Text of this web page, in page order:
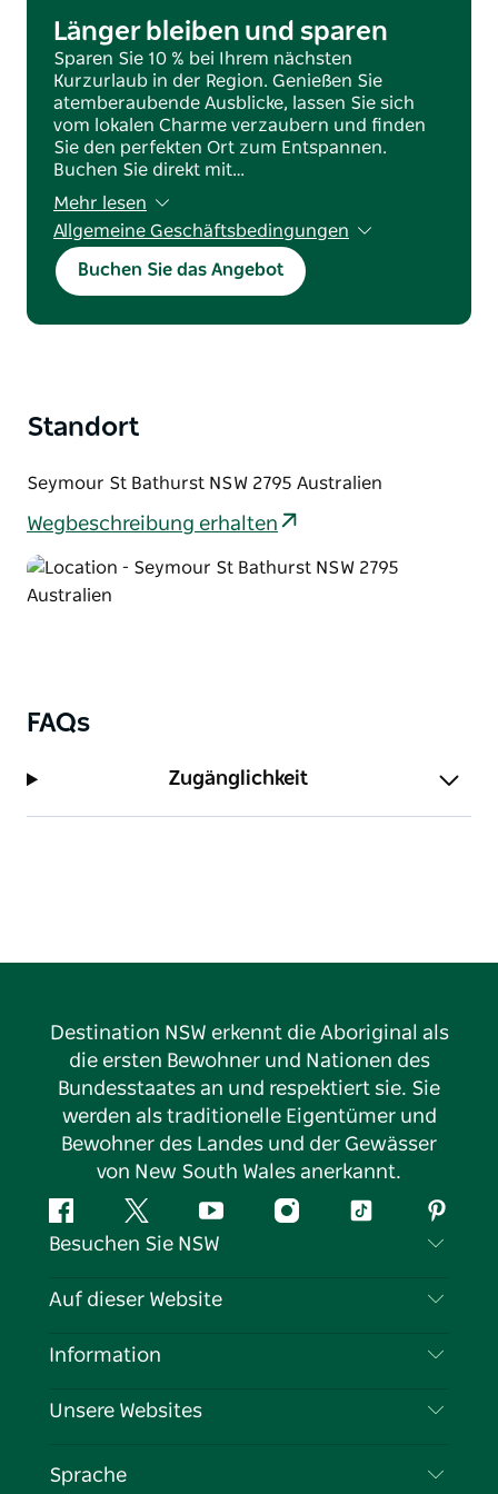
Länger bleiben und sparen
Sparen Sie 10 % bei Ihrem nächsten
Kurzurlaub in der Region. Genießen Sie
atemberaubende Ausblicke, lassen Sie sich
vom lokalen Charme verzaubern und finden
Sie den perfekten Ort zum Entspannen.
Buchen Sie direkt mit…
Mehr lesen
Allgemeine Geschäftsbedingungen
Es gelten die AGB. Der Rabatt gilt nur für
Direktbuchungen. Verfügbarkeit vorbehalten.
Nicht mit anderen Angeboten kombinierbar.
Ausgenommen sind Feiertage, verlängerte
Buchen Sie das Angebot
Standort
Seymour St Bathurst NSW 2795 Australien
Wegbeschreibung erhalten
FAQs
Zugänglichkeit
Destination NSW erkennt die Aboriginal als
die ersten Bewohner und Nationen des
Bundesstaates an und respektiert sie. Sie
werden als traditionelle Eigentümer und
Bewohner des Landes und der Gewässer
von New South Wales anerkannt.
FacebookTwitter YouTubeInstagramTikTok
Besuchen Sie NSW
Kontaktieren Sie uns
Cookie-Hinweis
Auf dieser Website
Reiseziele
Veranstaltungen
Information
Reiseinformationen
Unternehmen in NSW
Unsere Websites
Sprache